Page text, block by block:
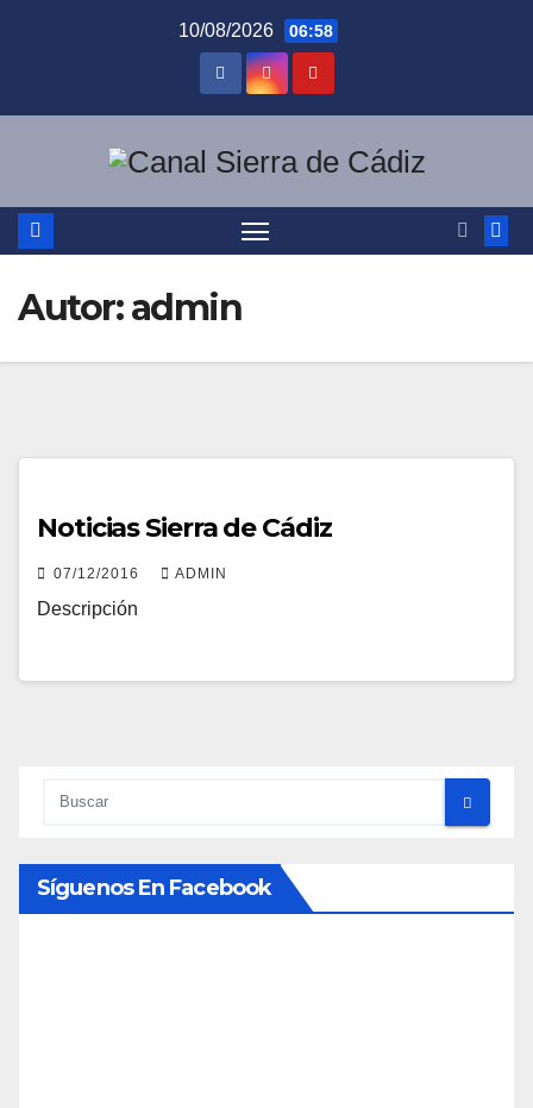
10/08/2026 06:58
Autor:admin
Noticias Sierra de Cádiz
07/12/2016 ADMIN
Descripción
Síguenos En Facebook